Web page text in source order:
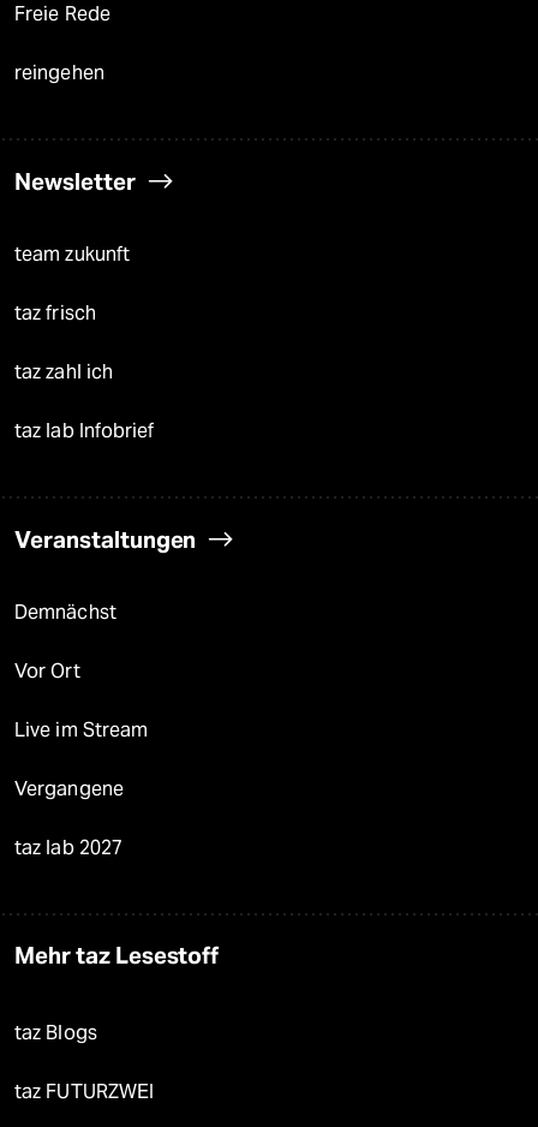
Freie Rede
reingehen
Newsletter
team zukunft
taz frisch
taz zahl ich
taz lab Infobrief
Veranstaltungen
Demnächst
Vor Ort
Live im Stream
Vergangene
taz lab 2027
Mehr taz Lesestoff
taz Blogs
taz FUTURZWEI